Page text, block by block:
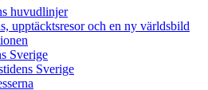
huvudlinjer
upptäcktsresor och en ny världsbild
Sverige
Sverige